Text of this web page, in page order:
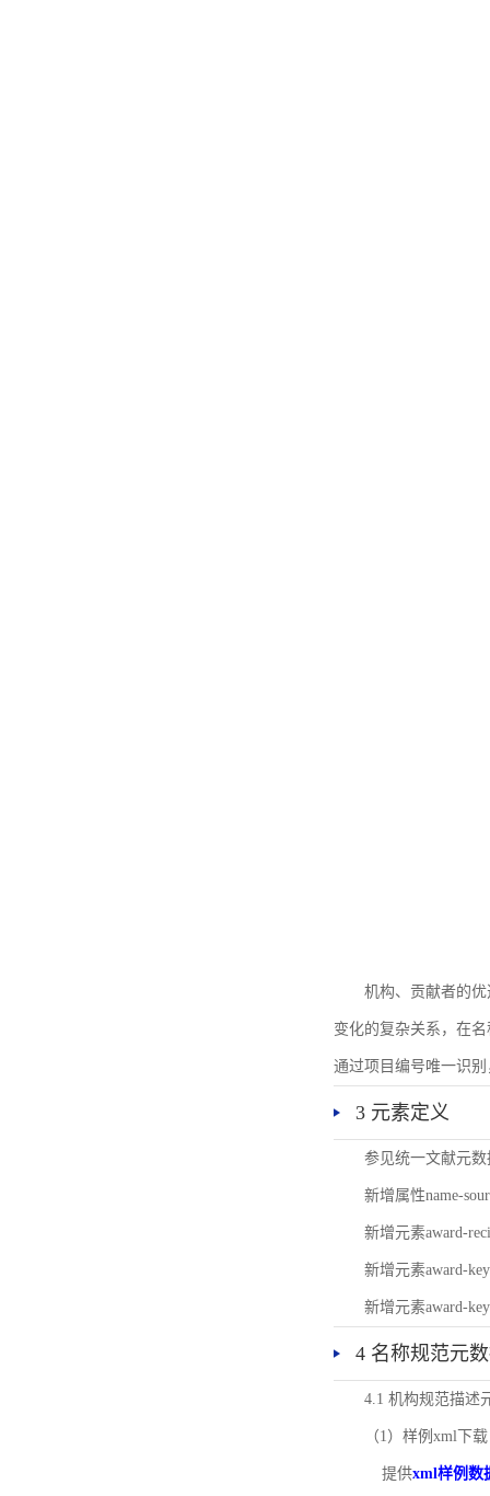
机构、贡献者的
变化的复杂关系，在
通过项目编号唯一识
3 元素定义
参见统一文献元
新增属性name-
新增元素award-
新增元素award-
新增元素award-
4 名称规范元
4.1 机构规范描述
（1）样例xml下载
提供xml样例数